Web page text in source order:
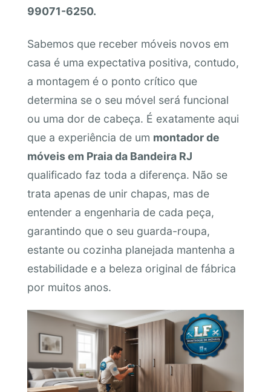
99071-6250.
Sabemos que receber móveis novos em
casa é uma expectativa positiva, contudo,
a montagem é o ponto crítico que
determina se o seu móvel será funcional
ou uma dor de cabeça. É exatamente aqui
que a experiência de um montador de
móveis em Praia da Bandeira RJ
qualificado faz toda a diferença. Não se
trata apenas de unir chapas, mas de
entender a engenharia de cada peça,
garantindo que o seu guarda-roupa,
estante ou cozinha planejada mantenha a
estabilidade e a beleza original de fábrica
por muitos anos.